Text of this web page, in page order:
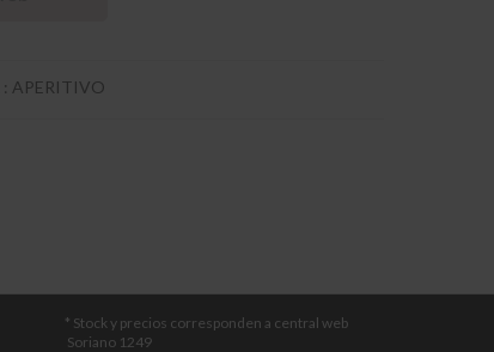
: APERITIVO
* Stock y precios corresponden a central web
Soriano 1249